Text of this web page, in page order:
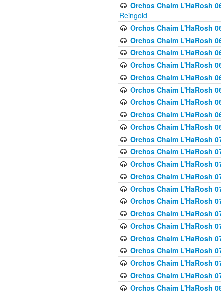
Orchos Chaim L'HaRosh
Reingold
Orchos Chaim L'HaRosh
Orchos Chaim L'HaRosh
Orchos Chaim L'HaRosh
Orchos Chaim L'HaRosh
Orchos Chaim L'HaRosh
Orchos Chaim L'HaRosh
Orchos Chaim L'HaRosh
Orchos Chaim L'HaRosh
Orchos Chaim L'HaRosh
Orchos Chaim L'HaRosh
Orchos Chaim L'HaRosh
Orchos Chaim L'HaRosh
Orchos Chaim L'HaRosh
Orchos Chaim L'HaRosh
Orchos Chaim L'HaRosh
Orchos Chaim L'HaRosh
Orchos Chaim L'HaRosh
Orchos Chaim L'HaRosh
Orchos Chaim L'HaRosh
Orchos Chaim L'HaRosh
Orchos Chaim L'HaRosh
Orchos Chaim L'HaRosh